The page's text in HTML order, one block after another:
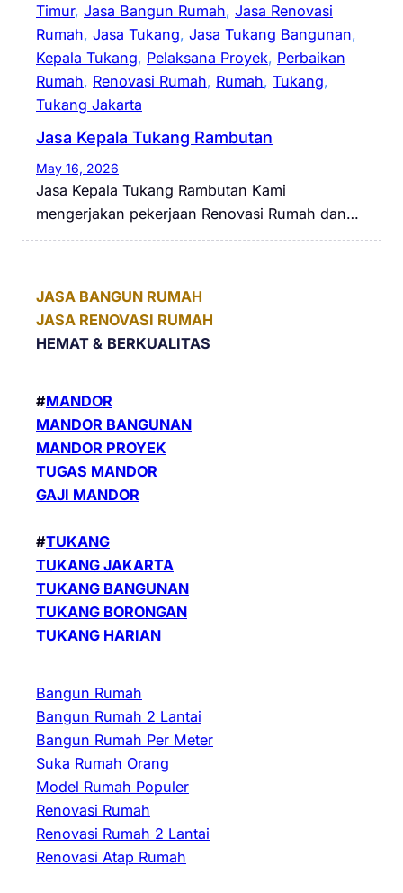
Timur, Jasa Bangun Rumah, Jasa Renovasi
Rumah, Jasa Tukang, Jasa Tukang Bangunan
Kepala Tukang, Pelaksana Proyek, Perbaikan
Rumah, Renovasi Rumah, Rumah, Tukang
Tukang Jakarta
Jasa Kepala Tukang Rambutan
May 16, 2026
Jasa Kepala Tukang Rambutan Kami
mengerjakan pekerjaan Renovasi Rumah dan…
JASA BANGUN RUMAH
JASA RENOVASI RUMAH
HEMAT & BERKUALITAS
#MANDOR
MANDOR BANGUNAN
MANDOR PROYEK
TUGAS MANDOR
GAJI MANDOR
#TUKANG
TUKANG JAKARTA
TUKANG BANGUNAN
TUKANG BORONGAN
TUKANG HARIAN
Bangun Rumah
Bangun Rumah 2 Lantai
Bangun Rumah Per Meter
Suka Rumah Orang
Model Rumah Populer
Renovasi Rumah
Renovasi Rumah 2 Lantai
Renovasi Atap Rumah